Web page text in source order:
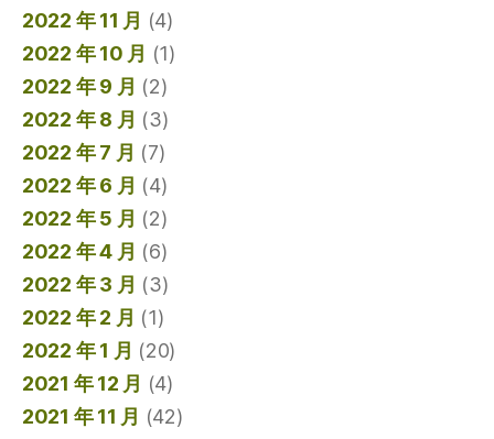
2022 年 11 月 (4)
2022 年 10 月 (1)
2022 年 9 月 (2)
2022 年 8 月 (3)
2022 年 7 月 (7)
2022 年 6 月 (4)
2022 年 5 月 (2)
2022 年 4 月 (6)
2022 年 3 月 (3)
2022 年 2 月 (1)
2022 年 1 月 (20)
2021 年 12 月 (4)
2021 年 11 月 (42)